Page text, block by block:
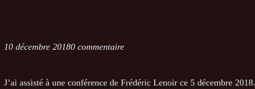
10 décembre 20180 commentaire
J’ai assisté à une conférence de Frédéric Lenoir ce 5 décembre